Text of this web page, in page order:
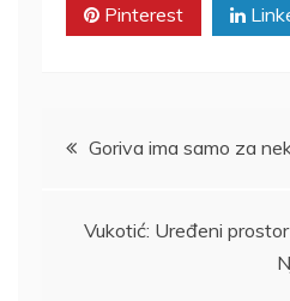
Pinterest
Kretanje
Goriva ima samo za
Vukotić: Uređeni